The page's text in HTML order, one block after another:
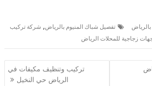
تفصيل شباك المنيوم بالرياض, شركة تركيب
زجاجية للمحلات الرياض
تركيب وتنظيف مكيفات في
الرياض حي النخيل